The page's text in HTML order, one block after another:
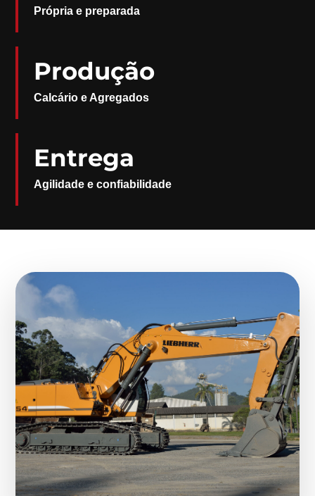
Própria e preparada
Produção
Calcário e Agregados
Entrega
Agilidade e confiabilidade